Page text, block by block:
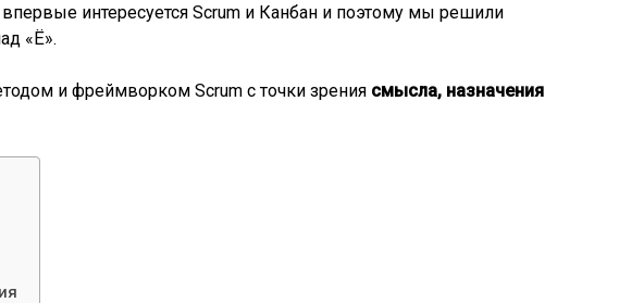
впервые интересуется Scrum и Канбан и поэтому мы решили
«Ё».
и фреймворком Scrum с точки зрения смысла, назначения